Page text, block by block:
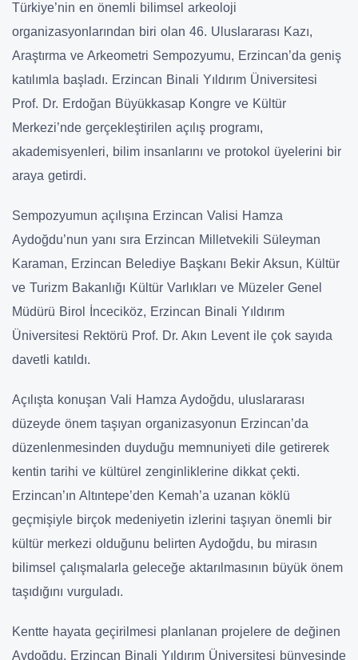
Türkiye’nin en önemli bilimsel arkeoloji
organizasyonlarından biri olan 46. Uluslararası Kazı,
Araştırma ve Arkeometri Sempozyumu, Erzincan’da geniş
katılımla başladı. Erzincan Binali Yıldırım Üniversitesi
Prof. Dr. Erdoğan Büyükkasap Kongre ve Kültür
Merkezi’nde gerçekleştirilen açılış programı,
akademisyenleri, bilim insanlarını ve protokol üyelerini bir
araya getirdi.
Sempozyumun açılışına Erzincan Valisi Hamza
Aydoğdu’nun yanı sıra Erzincan Milletvekili Süleyman
Karaman, Erzincan Belediye Başkanı Bekir Aksun, Kültür
ve Turizm Bakanlığı Kültür Varlıkları ve Müzeler Genel
Müdürü Birol İnceciköz, Erzincan Binali Yıldırım
Üniversitesi Rektörü Prof. Dr. Akın Levent ile çok sayıda
davetli katıldı.
Açılışta konuşan Vali Hamza Aydoğdu, uluslararası
düzeyde önem taşıyan organizasyonun Erzincan’da
düzenlenmesinden duyduğu memnuniyeti dile getirerek
kentin tarihi ve kültürel zenginliklerine dikkat çekti.
Erzincan’ın Altıntepe’den Kemah’a uzanan köklü
geçmişiyle birçok medeniyetin izlerini taşıyan önemli bir
kültür merkezi olduğunu belirten Aydoğdu, bu mirasın
bilimsel çalışmalarla geleceğe aktarılmasının büyük önem
taşıdığını vurguladı.
Kentte hayata geçirilmesi planlanan projelere de değinen
Aydoğdu, Erzincan Binali Yıldırım Üniversitesi bünyesinde